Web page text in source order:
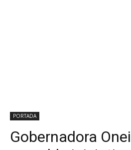
PORTADA
Gobernadora